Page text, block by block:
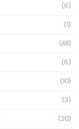
(6)
(1)
(48)
(6)
(10)
(3)
(20)